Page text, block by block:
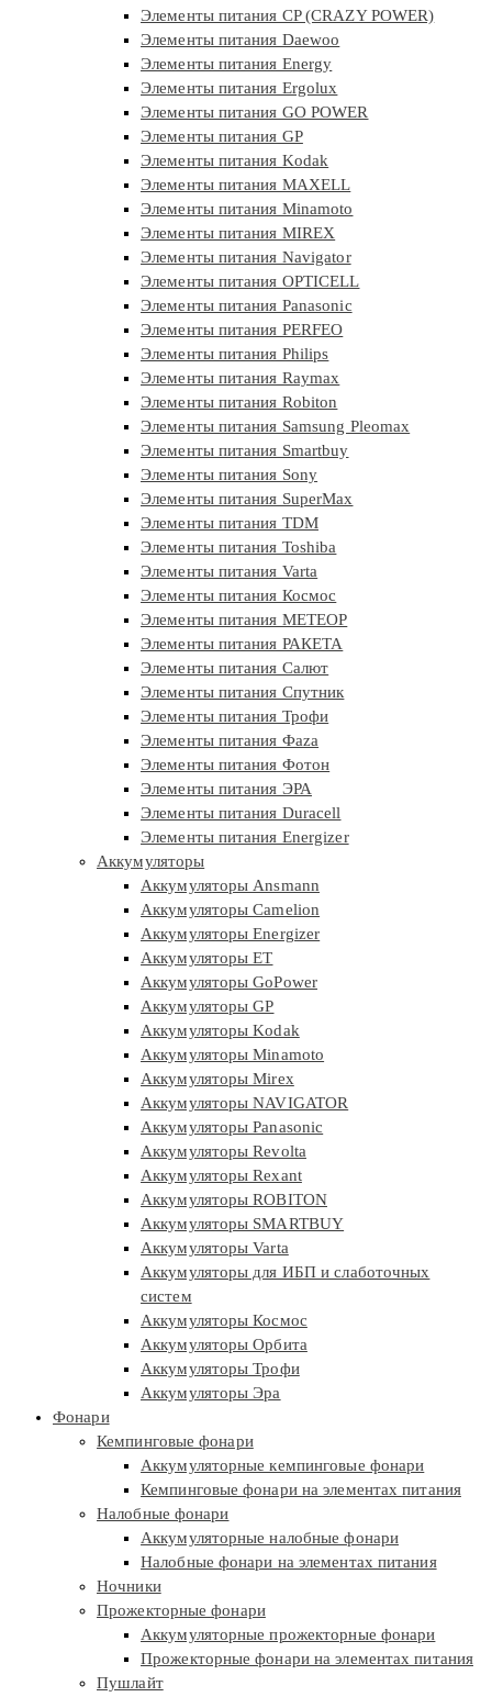
Элементы питания CP (CRAZY POWER)
Элементы питания Daewoo
Элементы питания Energy
Элементы питания Ergolux
Элементы питания GO POWER
Элементы питания GP
Элементы питания Kodak
Элементы питания MAXELL
Элементы питания Minamoto
Элементы питания MIREX
Элементы питания Navigator
Элементы питания OPTICELL
Элементы питания Panasonic
Элементы питания PERFEO
Элементы питания Philips
Элементы питания Raymax
Элементы питания Robiton
Элементы питания Samsung Pleomax
Элементы питания Smartbuy
Элементы питания Sony
Элементы питания SuperMax
Элементы питания TDM
Элементы питания Toshiba
Элементы питания Varta
Элементы питания Космос
Элементы питания МЕТЕОР
Элементы питания РАКЕТА
Элементы питания Салют
Элементы питания Спутник
Элементы питания Трофи
Элементы питания Фaza
Элементы питания Фотон
Элементы питания ЭРА
Элементы питания Duracell
Элементы питания Energizer
Аккумуляторы
Аккумуляторы Ansmann
Аккумуляторы Camelion
Аккумуляторы Energizer
Аккумуляторы ET
Аккумуляторы GoPower
Аккумуляторы GP
Аккумуляторы Kodak
Аккумуляторы Minamoto
Аккумуляторы Mirex
Аккумуляторы NAVIGATOR
Аккумуляторы Panasonic
Аккумуляторы Revolta
Аккумуляторы Rexant
Аккумуляторы ROBITON
Аккумуляторы SMARTBUY
Аккумуляторы Varta
Аккумуляторы для ИБП и слаботочных
систем
Аккумуляторы Космос
Аккумуляторы Орбита
Аккумуляторы Трофи
Аккумуляторы Эра
Фонари
Кемпинговые фонари
Аккумуляторные кемпинговые фонари
Кемпинговые фонари на элементах питания
Налобные фонари
Аккумуляторные налобные фонари
Налобные фонари на элементах питания
Ночники
Прожекторные фонари
Аккумуляторные прожекторные фонари
Прожекторные фонари на элементах питания
Пушлайт